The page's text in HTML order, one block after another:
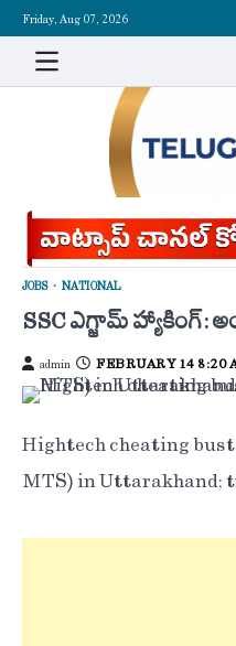
Skip
content
Friday, Aug 07, 2026
JOBS NATIONAL
SSC ఎగ్జామ్ హ్యాకింగ్:
admin FEBRUARY 14 8:20
High-tech cheating
MTS) in Uttarakhand;